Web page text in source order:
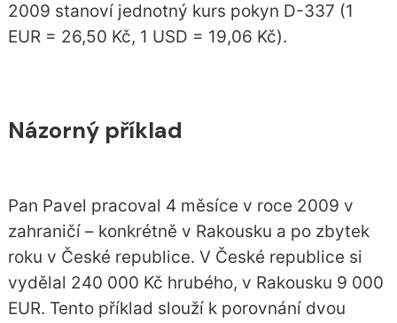
2009 stanoví jednotný kurs pokyn D-337 (1
EUR = 26,50 Kč, 1 USD = 19,06 Kč).
Názorný příklad
Pan Pavel pracoval 4 měsíce v roce 2009 v
zahraničí – konkrétně v Rakousku a po zbytek
roku v České republice. V České republice si
vydělal 240 000 Kč hrubého, v Rakousku 9 000
EUR. Tento příklad slouží k porovnání dvou